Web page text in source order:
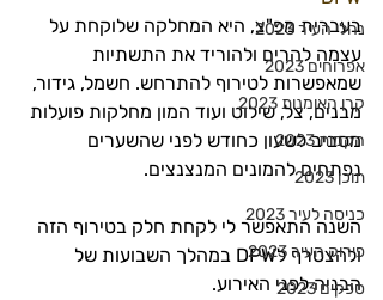
נהלי העיר 2023
אפרוחים 2023
קרן האומנות 2023
הקמות 2023
תוכן 2023
כניסה לעיר 2023
פירוק העיר 2023
ספקים 2023
בעברית מפ"צ, היא המחלקה שלוקחת על
עצמה להרים ולהוריד את התשתיות
שמאפשרות לטירוף להתרחש. חשמל, גידור,
מבנים, צל, שילוט ועוד המון מחלקות פועלות
מסביב לשעון כחודש לפני שהשערים
נפתחים להמונים המנצנצים.
השנה התאפשר לי לקחת חלק בטירוף הזה
ולהצטרף לDPW במהלך השבועות של
הבניה לפני האירוע.